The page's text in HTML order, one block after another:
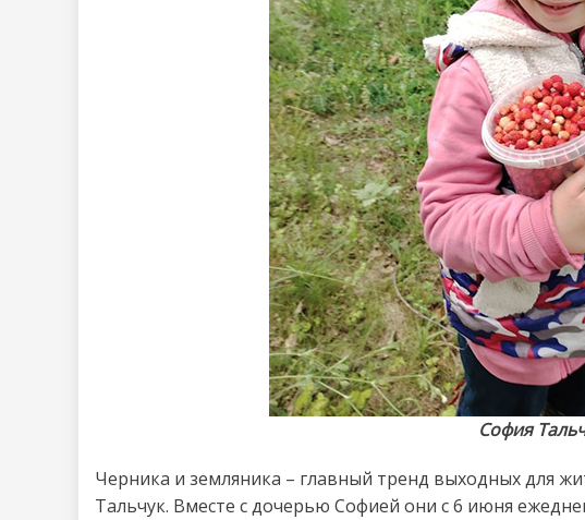
София
Черника и земляника – главный тренд выходных для
Тальчук. Вместе с дочерью Софией они с 6 июня